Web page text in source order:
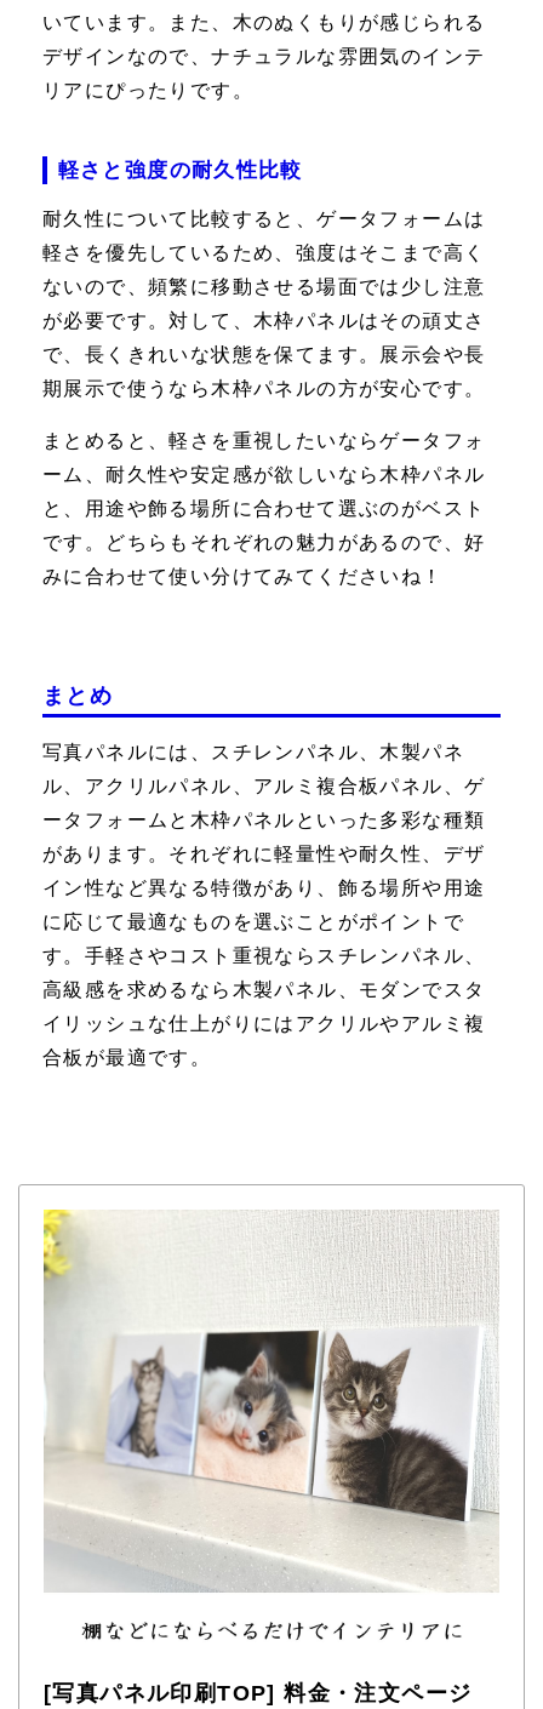
いています。また、木のぬくもりが感じられる
デザインなので、ナチュラルな雰囲気のインテ
リアにぴったりです。
軽さと強度の耐久性比較
耐久性について比較すると、ゲータフォームは
軽さを優先しているため、強度はそこまで高く
ないので、頻繁に移動させる場面では少し注意
が必要です。対して、木枠パネルはその頑丈さ
で、長くきれいな状態を保てます。展示会や長
期展示で使うなら木枠パネルの方が安心です。
まとめると、軽さを重視したいならゲータフォ
ーム、耐久性や安定感が欲しいなら木枠パネル
と、用途や飾る場所に合わせて選ぶのがベスト
です。どちらもそれぞれの魅力があるので、好
みに合わせて使い分けてみてくださいね！
まとめ
写真パネルには、スチレンパネル、木製パネ
ル、アクリルパネル、アルミ複合板パネル、ゲ
ータフォームと木枠パネルといった多彩な種類
があります。それぞれに軽量性や耐久性、デザ
イン性など異なる特徴があり、飾る場所や用途
に応じて最適なものを選ぶことがポイントで
す。手軽さやコスト重視ならスチレンパネル、
高級感を求めるなら木製パネル、モダンでスタ
イリッシュな仕上がりにはアクリルやアルミ複
合板が最適です。
[写真パネル印刷TOP] 料金・注文ページ